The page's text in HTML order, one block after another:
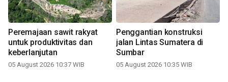
Peremajaan sawit rakyat
untuk produktivitas dan
keberlanjutan
05 August 2026 10:37 WIB
Penggantian konstruksi
jalan Lintas Sumatera di
Sumbar
05 August 2026 10:35 WIB